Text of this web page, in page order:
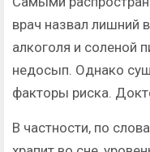
врач назвал лишний
алкоголя и соленой
недосып. Однако
факторы риска.
В частности, по